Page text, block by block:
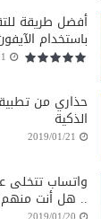
أفضل طريقة
باستخدام
حذاري من
الذكية
2019/01/21
واتساب تتخلى
.. هل أنت